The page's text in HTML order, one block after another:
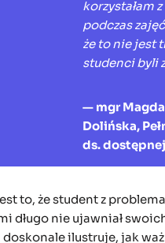
korzystałam
podczas
że to nie jest
studenci byli
— mgr
Dolińska,
ds.
to, że student z
długo nie ujawniał
doskonale ilustruje, jak